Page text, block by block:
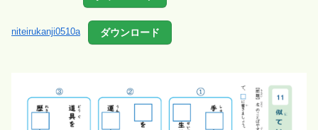
niteirukanji0510a ダウンロード